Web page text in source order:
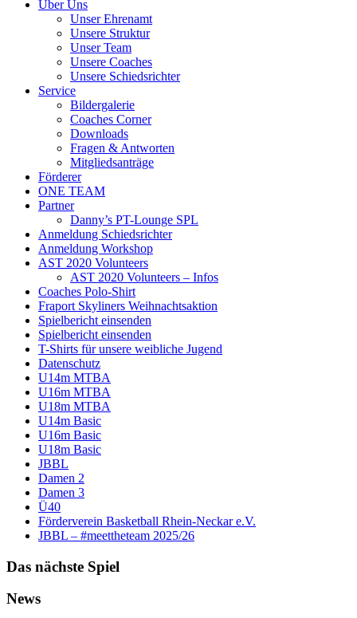
Über Uns
Unser Ehrenamt
Unsere Struktur
Unser Team
Unsere Coaches
Unsere Schiedsrichter
Service
Bildergalerie
Coaches Corner
Downloads
Fragen & Antworten
Mitgliedsanträge
Förderer
ONE TEAM
Partner
Danny’s PT-Lounge SPL
Anmeldung Schiedsrichter
Anmeldung Workshop
AST 2020 Volunteers
AST 2020 Volunteers – Infos
Coaches Polo-Shirt
Fraport Skyliners Weihnachtsaktion
Spielbericht einsenden
Spielbericht einsenden
T-Shirts für unsere weibliche Jugend
Datenschutz
U14m MTBA
U16m MTBA
U18m MTBA
U14m Basic
U16m Basic
U18m Basic
JBBL
Damen 2
Damen 3
Ü40
Förderverein Basketball Rhein-Neckar e.V.
JBBL – #meettheteam 2025/26
Das nächste Spiel
News